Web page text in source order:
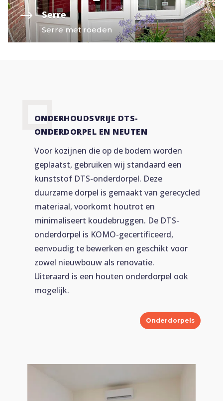
$ Serre
Serre met roeden
ONDERHOUDSVRIJE DTS-
ONDERDORPEL EN NEUTEN
Voor kozijnen die op de bodem worden
geplaatst, gebruiken wij standaard een
kunststof DTS-onderdorpel. Deze
duurzame dorpel is gemaakt van gerecycled
materiaal, voorkomt houtrot en
minimaliseert koudebruggen. De DTS-
onderdorpel is KOMO-gecertificeerd,
eenvoudig te bewerken en geschikt voor
zowel nieuwbouw als renovatie.
Uiteraard is een houten onderdorpel ook
mogelijk.
Onderdorpels